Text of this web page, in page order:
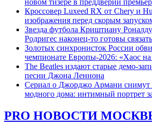
новом тизере в преддверии
Кроссовер Luxeed RX от Chery и
изображения перед скорым
Звезда футбола Криштиану
Родригес наконец-то готовы
Золотых синхронисток России
чемпионате Европы-2026: «Хаос на
The Beatles издают старые демо-
песни Джона Леннона
Сериал о Джорджо Армани снимут
модного дома: интимный портрет
PRO НОВОСТИ